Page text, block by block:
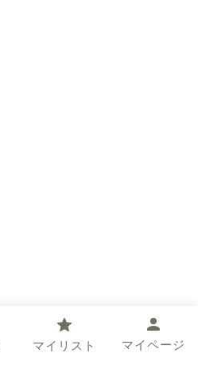
マイリスト マイページ